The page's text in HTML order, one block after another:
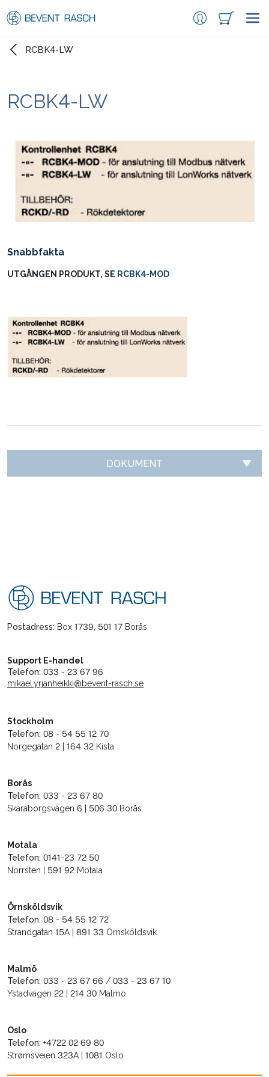
RCBK4-LW
RCBK4-LW
Snabbfakta
UTGÅNGEN PRODUKT, SE RCBK4-MOD
DOKUMENT
Postadress: Box 1739, 501 17 Borås
Support E-handel
Telefon: 033 - 23 67 96
mikael.yrjanheikki@bevent-rasch.se
Stockholm
Telefon: 08 - 54 55 12 70
Norgegatan 2 | 164 32 Kista
Borås
Telefon: 033 - 23 67 80
Skaraborgsvägen 6 | 506 30 Borås
Motala
Telefon: 0141-23 72 50
Norrsten | 591 92 Motala
Örnsköldsvik
Telefon: 08 - 54 55 12 72
Strandgatan 15A | 891 33 Örnsköldsvik
Malmö
Telefon: 033 - 23 67 66 / 033 - 23 67 10
Ystadvägen 22 | 214 30 Malmö
Oslo
Telefon: +4722 02 69 80
Strømsveien 323A | 1081 Oslo